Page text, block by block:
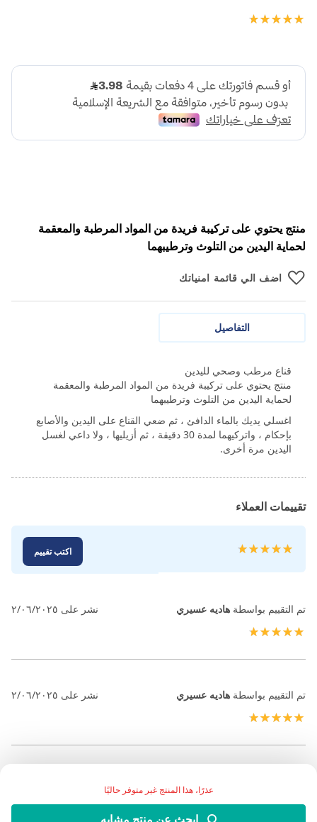
تقييم:
منتج يحتوي على تركيبة فريدة من المواد المرطبة والمعقمة
لحماية اليدين من التلوث وترطيبهما
عذرًا، هذا المنتج غير متوفر حاليًا
ابحث عن منتج مشابه
اضف الي قائمة امنياتك
التفاصيل
قناع مرطب وصحي لليدين
منتج يحتوي على تركيبة فريدة من المواد المرطبة والمعقمة
لحماية اليدين من التلوث وترطيبهما
اغسلي يديك بالماء الدافئ ، ثم ضعي القناع على اليدين والأصابع
بإحكام ، واتركيهما لمدة 30 دقيقة ، ثم أزيليها ، ولا داعي لغسل
اليدين مرة أخرى.
تقييمات العملاء
تقييم:
اكتب تقييم
تم التقييم بواسطة هاديه عسيري نشر على ٢/٠٦/٢٠٢٥
تم التقييم بواسطة هاديه عسيري نشر على ٢/٠٦/٢٠٢٥